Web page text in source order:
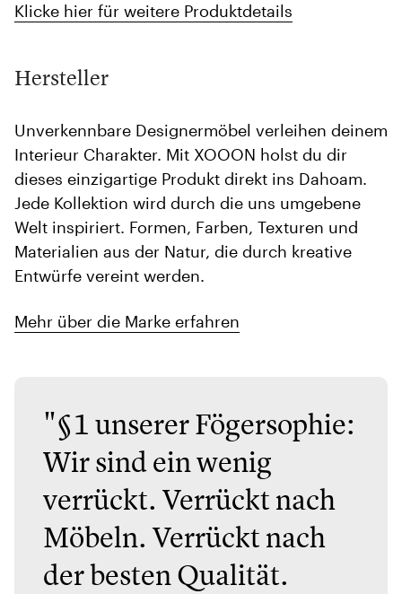
Klicke hier für weitere Produktdetails
Hersteller
Unverkennbare Designermöbel verleihen deinem
Interieur Charakter. Mit XOOON holst du dir
dieses einzigartige Produkt direkt ins Dahoam.
Jede Kollektion wird durch die uns umgebene
Welt inspiriert. Formen, Farben, Texturen und
Materialien aus der Natur, die durch kreative
Entwürfe vereint werden.
Mehr über die Marke erfahren
"§1 unserer Fögersophie:
Wir sind ein wenig
verrückt. Verrückt nach
Möbeln. Verrückt nach
der besten Qualität.